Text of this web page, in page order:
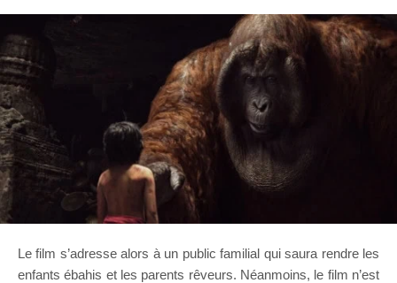
Le film s’adresse alors à un public familial qui saura rendre les
enfants ébahis et les parents rêveurs. Néanmoins, le film n’est